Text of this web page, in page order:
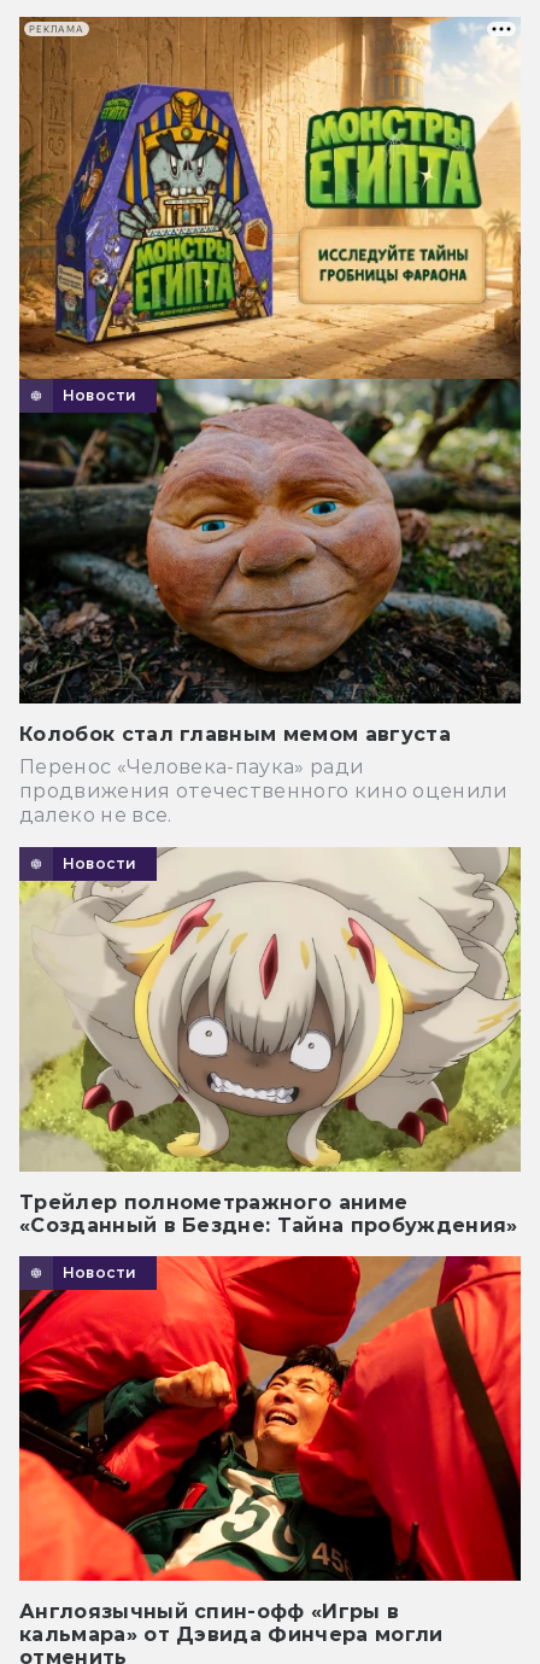
Новости
Колобок стал главным мемом августа
Перенос «Человека-паука» ради
продвижения отечественного кино оценили
далеко не все.
Новости
Трейлер полнометражного аниме
«Созданный в Бездне: Тайна пробуждения»
Новости
Англоязычный спин-офф «Игры в
кальмара» от Дэвида Финчера могли
отменить
РЕКЛАМА